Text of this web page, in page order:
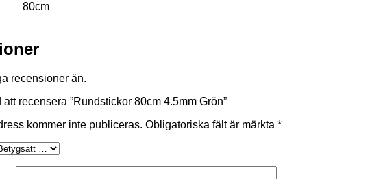
80cm
recensioner än.
att recensera ”Rundstickor 80cm 4.5mm Grön”
kommer inte publiceras. Obligatoriska fält är märkta *